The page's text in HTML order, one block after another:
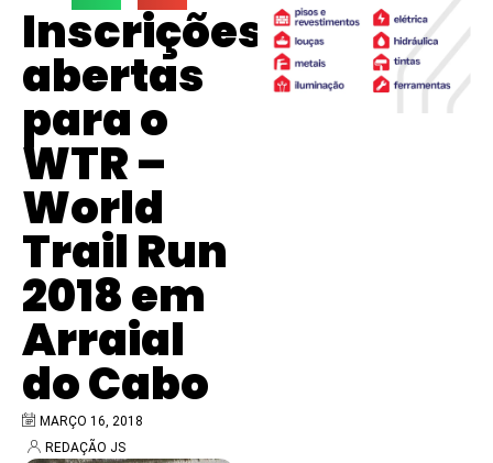
Inscrições
abertas
para o
WTR –
World
Trail Run
2018 em
Arraial
do Cabo
MARÇO 16, 2018
REDAÇÃO JS